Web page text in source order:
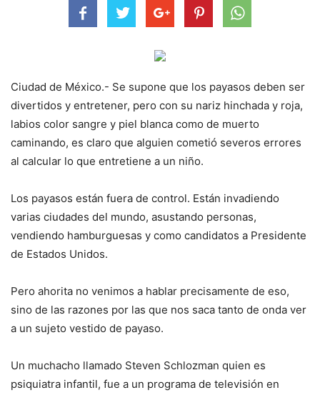
Ciudad de México.- Se supone que los payasos deben ser
divertidos y entretener, pero con su nariz hinchada y roja,
labios color sangre y piel blanca como de muerto
caminando, es claro que alguien cometió severos errores
al calcular lo que entretiene a un niño.
Los payasos están fuera de control. Están invadiendo
varias ciudades del mundo, asustando personas,
vendiendo hamburguesas y como candidatos a Presidente
de Estados Unidos.
Pero ahorita no venimos a hablar precisamente de eso,
sino de las razones por las que nos saca tanto de onda ver
a un sujeto vestido de payaso.
Un muchacho llamado Steven Schlozman quien es
psiquiatra infantil, fue a un programa de televisión en